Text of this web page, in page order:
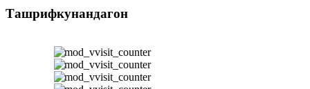
Ташрифкунандагон